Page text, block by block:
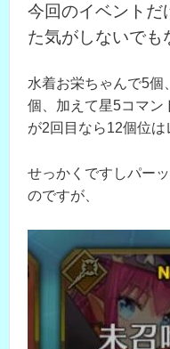
今回のイベントだ
た気がしないでも
水着お栄ちゃんで5個
個、加えて星5コマン
が2回目なら12個位は
せっかくですしパー
のですが、